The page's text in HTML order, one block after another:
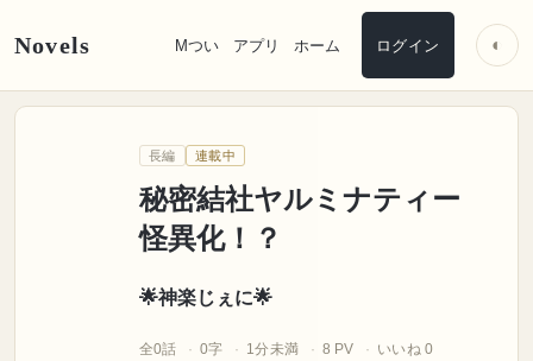
Novels Mつい アプリ ホーム ログイン ◐
長編 連載中
秘密結社ヤルミナティー
怪異化！？
🌟神楽じぇに🌟
全0話 0字 1分未満 8 PV いいね 0